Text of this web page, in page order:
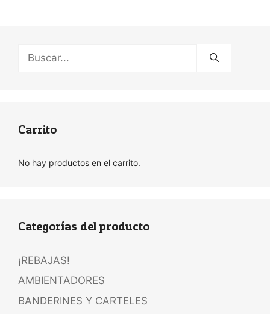
Carrito
No hay productos en el carrito.
Categorías del producto
¡REBAJAS!
AMBIENTADORES
BANDERINES Y CARTELES